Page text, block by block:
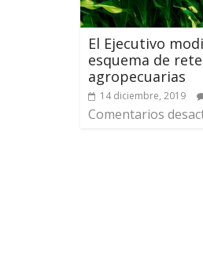
El Ejecutivo
esquema de
agropecuarias
14 diciembre, 2019
Comentarios